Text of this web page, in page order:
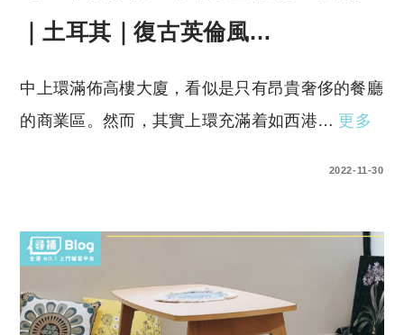
｜土耳其｜復古英倫風…
中上環滿佈高樓大廈，看似是只有昂貴奢侈的餐廳
的商業區。然而，其實上環充滿着如西港… 更多
2022-11-30